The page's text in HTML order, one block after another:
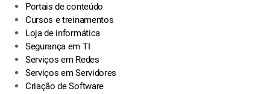
Portais de conteúdo
Cursos e treinamentos
Loja de informática
Segurança em TI
Serviços em Redes
Serviços em Servidores
Criação de Software